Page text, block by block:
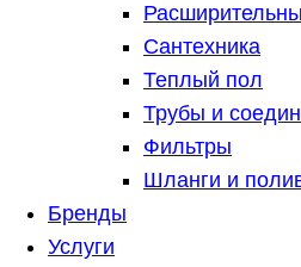
Сантехника
Теплый пол
Трубы и
Фильтры
Шланги и
Бренды
Услуги